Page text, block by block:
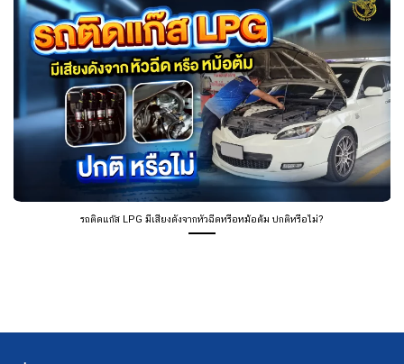
รถติดแก๊ส LPG มีเสียงดังจากหัวฉีดหรือหม้อต้ม ปกติหรือไม่?